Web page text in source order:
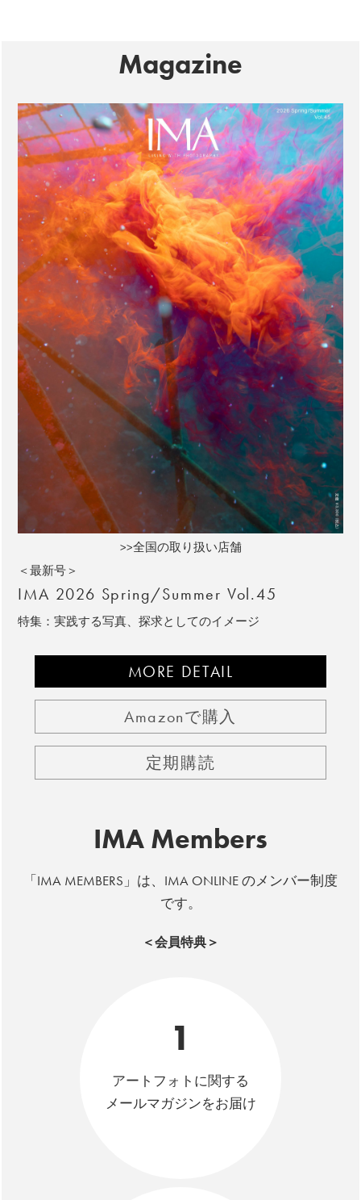
Magazine
>>全国の取り扱い店舗
＜最新号＞
IMA 2026 Spring/Summer Vol.45
特集：実践する写真、探求としてのイメージ
MORE DETAIL
Amazonで購入
定期購読
IMA Members
「IMA MEMBERS」は、IMA ONLINE のメンバー制度
です。
＜会員特典＞
1
アートフォトに関する
メールマガジンをお届け